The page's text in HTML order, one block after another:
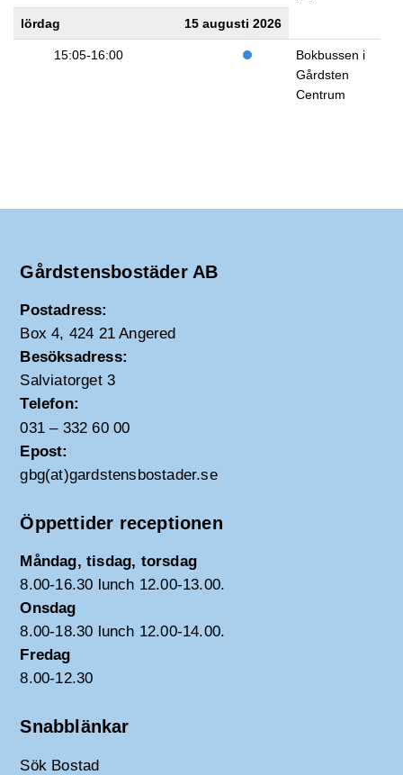
lördag 15 augusti 2026
15:05-16:00
Bokbussen i
Gårdsten
Centrum
Gårdstensbostäder AB
Postadress:
Box 4, 424 21 Angered
Besöksadress:
Salviatorget 3
Telefon:
031 – 332 60 00
Epost:
gbg(at)gardstensbostader.se
Öppettider receptionen
Måndag, tisdag, torsdag
8.00-16.30 lunch 12.00-13.00.
Onsdag
8.00-18.30 lunch 12.00-14.00.
Fredag
8.00-12.30
Snabblänkar
Sök Bostad